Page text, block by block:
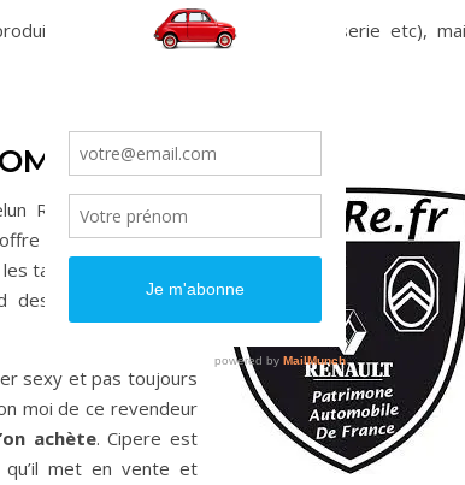
(pack rotules, joints de carrosserie etc),
Rétro Passion), ou
est extrêmement
tarifs, bien qu’ils me
des pièces), restent
sexy et pas toujours
moi de ce revendeur
achète. Cipere est
met en vente et